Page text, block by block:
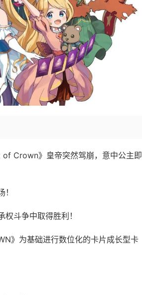
Crown》皇帝突然驾崩，意中公主即
斗争中取得胜利！
》为基础进行数位化的卡片成长型卡